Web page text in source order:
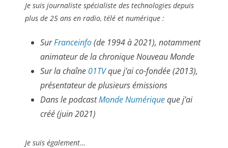
Je suis journaliste spécialiste des technologies depuis
plus de 25 ans en radio, télé et numérique :
SurFranceinfo(de 1994 à 2021),notamment
animateur de la chronique Nouveau Monde
Sur la chaîne 01TVque j’ai co-fondée (2013),
présentateur de plusieurs émissions
Dans le podcastMonde Numériqueque j’ai
créé (juin 2021)
Je suis également…